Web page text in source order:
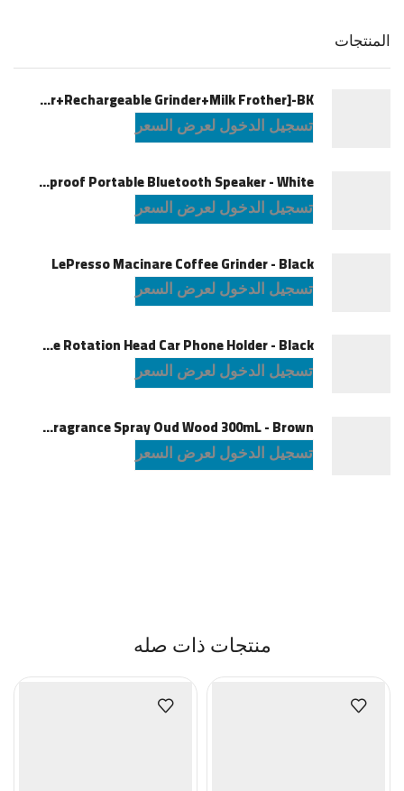
المنتجات
LePresso Brewology Coffee Kit [Espresso Maker+Rechargeable Grinder+Milk Frother]-BK
تسجيل الدخول لعرض السعر
JBL Charge6 Splashproof Portable Bluetooth Speaker - White
تسجيل الدخول لعرض السعر
LePresso Macinare Coffee Grinder - Black
تسجيل الدخول لعرض السعر
Powerology Logan Magsafe 360 Degree Rotation Head Car Phone Holder - Black
تسجيل الدخول لعرض السعر
Green Lion Fragrance Spray Oud Wood 300mL - Brown
تسجيل الدخول لعرض السعر
منتجات ذات صله